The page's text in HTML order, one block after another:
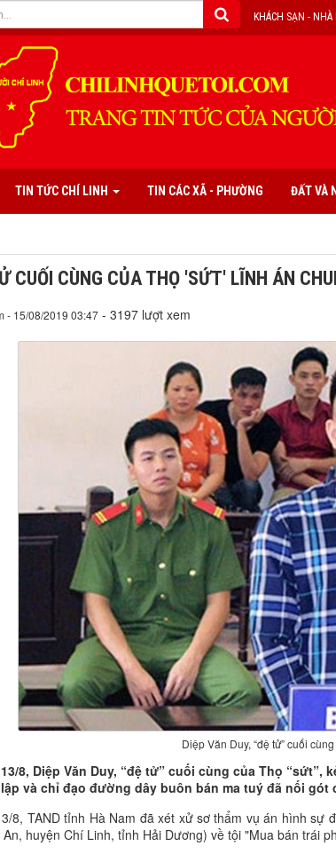
KHÁCH SẠN - NHÀ
TIN TỨC CHÍ LINH TIN CÁC XÃ - PHƯỜNG ĐẤT VÀ
CUỐI CÙNG CỦA THỌ 'SỨT' LĨNH ÁN
- 15/08/2019 03:47 - 3197 lượt xem
Diệp Văn Duy, “đệ tử” cuối
8, Diệp Văn Duy, “đệ tử” cuối cùng của Thọ
và chỉ đạo đường dây buôn bán ma tuý đã nối gót
8, TAND tỉnh Hà Nam đã xét xử sơ thẩm vụ án hình sự
An, huyện Chí Linh, tỉnh Hải Dương) về tội "Mua bán trái